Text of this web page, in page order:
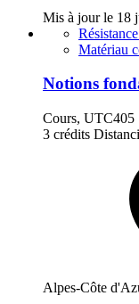
Mis à jour le 18
Matériau
Notions
Cours, UTC405
3 crédits
Alpes-Côte